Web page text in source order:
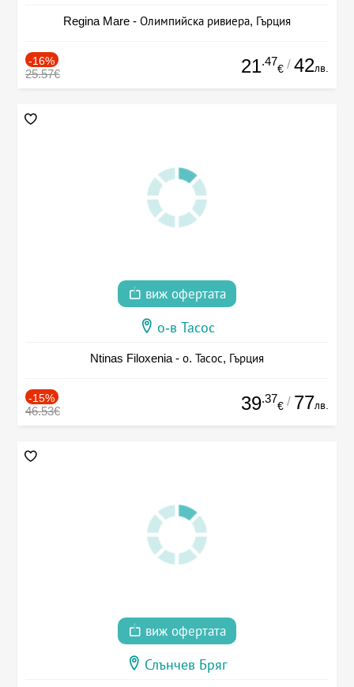
Regina Mare - Олимпийска ривиера, Гърция
-16%
25.57€ 21.47
€ / 42лв.
виж офертата
о-в Тасос
Ntinas Filoxenia - о. Тасос, Гърция
-15%
46.53€ 39.37
€ / 77лв.
виж офертата
Слънчев Бряг